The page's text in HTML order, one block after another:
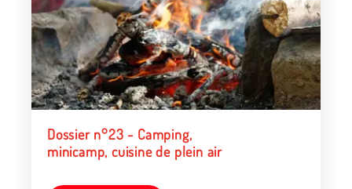
Dossier n°23 - Camping,
minicamp, cuisine de plein air